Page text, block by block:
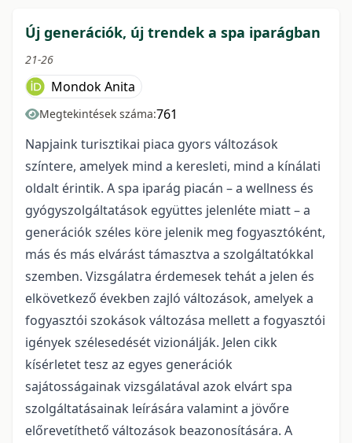
Új generációk, új trendek a spa iparágban
21-26
Mondok Anita
Megtekintések száma:761
Napjaink turisztikai piaca gyors változások
színtere, amelyek mind a keresleti, mind a kínálati
oldalt érintik. A spa iparág piacán – a wellness és
gyógyszolgáltatások együttes jelenléte miatt – a
generációk széles köre jelenik meg fogyasztóként,
más és más elvárást támasztva a szolgáltatókkal
szemben. Vizsgálatra érdemesek tehát a jelen és
elkövetkező években zajló változások, amelyek a
fogyasztói szokások változása mellett a fogyasztói
igények szélesedését vizionálják. Jelen cikk
kísérletet tesz az egyes generációk
sajátosságainak vizsgálatával azok elvárt spa
szolgáltatásainak leírására valamint a jövőre
előrevetíthető változások beazonosítására. A